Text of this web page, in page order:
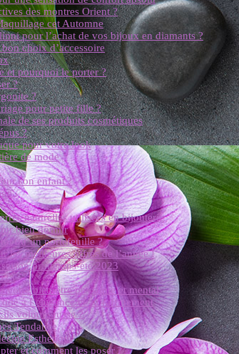
des montres Orient ?
cet Automne
pour l’achat de vos bijoux en diamants ?
choix d’accessoire
et pourquoi le porter ?
?
?
pour petite fille ?
de ses produits cosmétiques
?
pour votre look
de mode
son enfant ?
naturelles utilisées en bijouterie
bien dormir
qu’un portefeuille ?
les meilleures offres de l’année !
printemps-été 2023
votre bien-être physique et mental
à l’élégance et au raffinement
volume russe ?
Tendance
Esthétique
et comment les poser ?